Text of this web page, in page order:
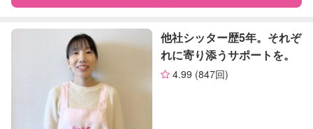
特徴 料金 レビュー
サポートの特徴
他社シッター歴5年。それぞ
れに寄り添うサポートを。
4.99 (847回)